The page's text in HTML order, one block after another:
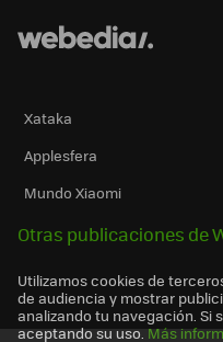
Xataka
Applesfera
Mundo Xiaomi
Otras publicaciones de
Utilizamos cookies de
de audiencia y mostrar
analizando tu navegación. Si
aceptando su uso. Más